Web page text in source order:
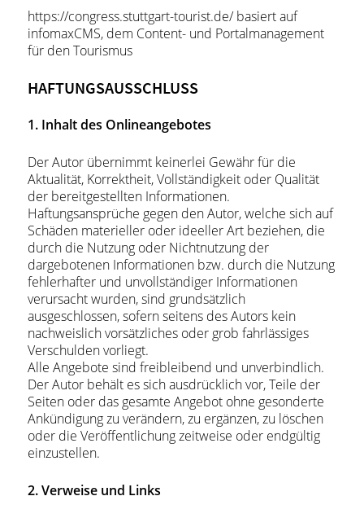
https://congress.stuttgart-tourist.de/ basiert auf
infomaxCMS, dem Content- und Portalmanagement
für den Tourismus
HAFTUNGSAUSSCHLUSS
1. Inhalt des Onlineangebotes
Der Autor übernimmt keinerlei Gewähr für die
Aktualität, Korrektheit, Vollständigkeit oder Qualität
der bereitgestellten Informationen.
Haftungsansprüche gegen den Autor, welche sich auf
Schäden materieller oder ideeller Art beziehen, die
durch die Nutzung oder Nichtnutzung der
dargebotenen Informationen bzw. durch die Nutzung
fehlerhafter und unvollständiger Informationen
verursacht wurden, sind grundsätzlich
ausgeschlossen, sofern seitens des Autors kein
nachweislich vorsätzliches oder grob fahrlässiges
Verschulden vorliegt.
Alle Angebote sind freibleibend und unverbindlich.
Der Autor behält es sich ausdrücklich vor, Teile der
Seiten oder das gesamte Angebot ohne gesonderte
Ankündigung zu verändern, zu ergänzen, zu löschen
oder die Veröffentlichung zeitweise oder endgültig
einzustellen.
2. Verweise und Links